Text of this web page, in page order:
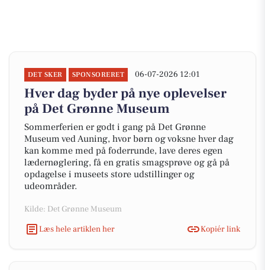
DET SKER SPONSORERET 06-07-2026 12:01
Hver dag byder på nye oplevelser
på Det Grønne Museum
Sommerferien er godt i gang på Det Grønne
Museum ved Auning, hvor børn og voksne hver dag
kan komme med på foderrunde, lave deres egen
lædernøglering, få en gratis smagsprøve og gå på
opdagelse i museets store udstillinger og
udeområder.
Kilde: Det Grønne Museum
Læs hele artiklen her
Kopiér link